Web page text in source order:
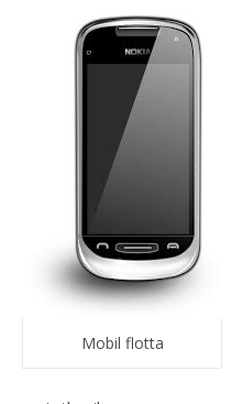
Mobil flotta